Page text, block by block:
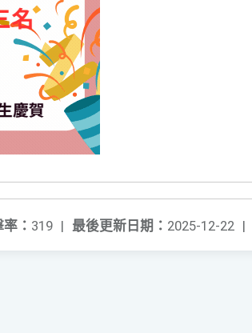
最後更新日期： 2025-12-22 |
： 319 |